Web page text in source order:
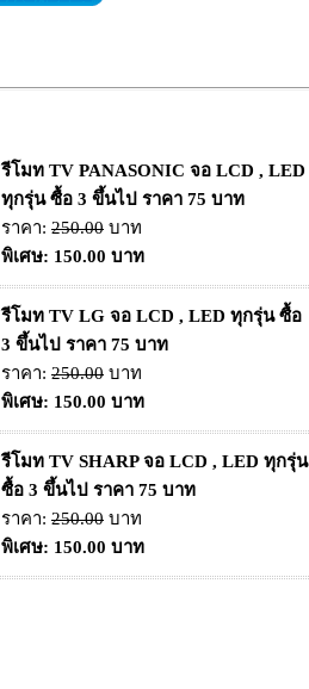
รีโมท TV PANASONIC จอ LCD , LED
ทุกรุ่น ซื้อ 3 ขึ้นไป ราคา 75 บาท
ราคา: 250.00 บาท
พิเศษ: 150.00 บาท
รีโมท TV LG จอ LCD , LED ทุกรุ่น ซื้อ
3 ขึ้นไป ราคา 75 บาท
ราคา: 250.00 บาท
พิเศษ: 150.00 บาท
รีโมท TV SHARP จอ LCD , LED ทุกรุ่น
ซื้อ 3 ขึ้นไป ราคา 75 บาท
ราคา: 250.00 บาท
พิเศษ: 150.00 บาท